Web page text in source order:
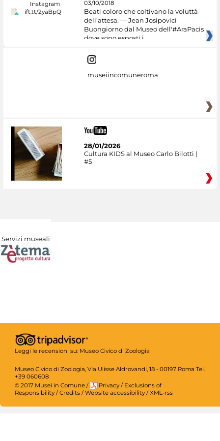
03/10/2018
Beati coloro che coltivano la voluttà
dell'attesa. — Jean Josipovici
Buongiorno dal Museo dell'#AraPacis
dove sono esposti i
museiincomuneroma
28/01/2026
Cultura KIDS al Museo Carlo Bilotti |
#5
Servizi museali
Leggi le recensioni su: Museo Civico di Zoologia
Museo Civico di Zoologia, Via Ulisse Aldrovandi, 18 - 00197 Roma Tel.
+39 060608
© 2017 Musei in Comune / Privacy / Exclusions of
Responsibility / Credits / Website accessibility / XML-rss